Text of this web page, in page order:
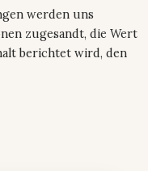
werden uns
zugesandt, die Wert
berichtet wird, den